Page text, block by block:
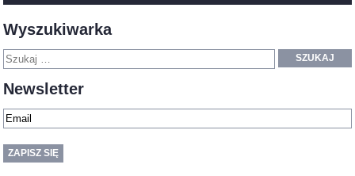
Wyszukiwarka
SZUKAJ
Newsletter